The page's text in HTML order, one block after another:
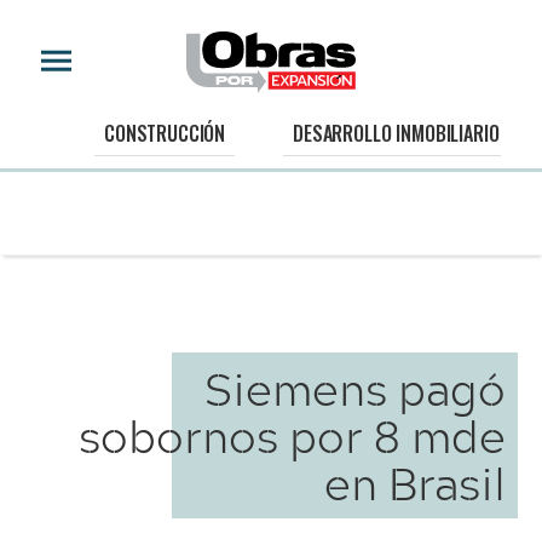
CONSTRUCCIÓN DESARROLLO INMOBILIARIO
Siemens pagó
sobornos por 8 mde
en Brasil